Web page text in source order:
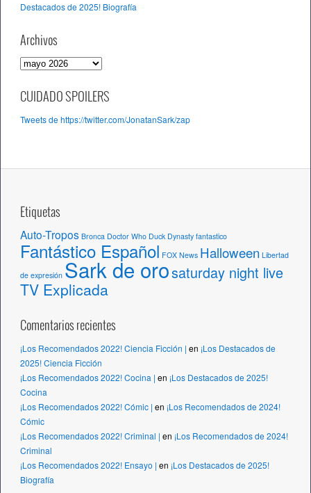
Destacados de 2025! Biografía
Archivos
A
c
i
CUIDADO SPOILERS
Tweets de https://twitter.com/JonatanSark/zap
Etiquetas
Auto-Tropos Bronca Doctor Who Duck Dynasty fantastico
Fantástico Español FOX News Halloween Libertad
de expresión Sark de orosaturday night live
TV Explicada
Comentarios recientes
¡Los Recomendados 2022! Ciencia Ficción | en ¡Los Destacados de
2025! Ciencia Ficción
¡Los Recomendados 2022! Cocina | en ¡Los Destacados de 2025!
Cocina
¡Los Recomendados 2022! Cómic | en ¡Los Recomendados de 2024!
Cómic
¡Los Recomendados 2022! Criminal | en ¡Los Recomendados de 2024!
Criminal
¡Los Recomendados 2022! Ensayo | en ¡Los Destacados de 2025!
Biografía